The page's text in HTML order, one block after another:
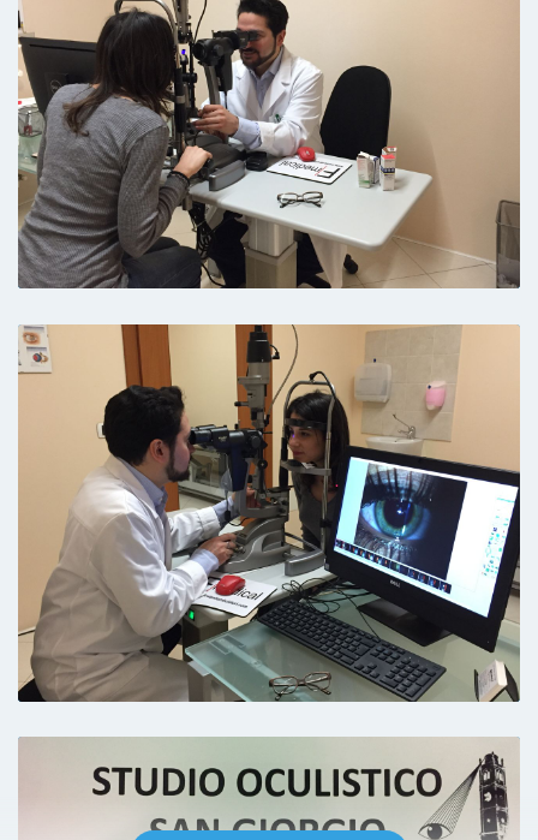
Mi è piaciuto tutto l'unica cosa è che
essendoci molte persone il tempo è stato
molto
Paziente
Il dott oltre che un eccellente professionista.
E’ estremamente umano . Si interessa
davvero della salute delle persone. Utilizza
attrezzature per fare visite approfondite che
altri non usano. E’ il migliore in assoluto.
Paziente
Il dottore è stato molto scrupoloso e
gentilissimo. Molto consigliato